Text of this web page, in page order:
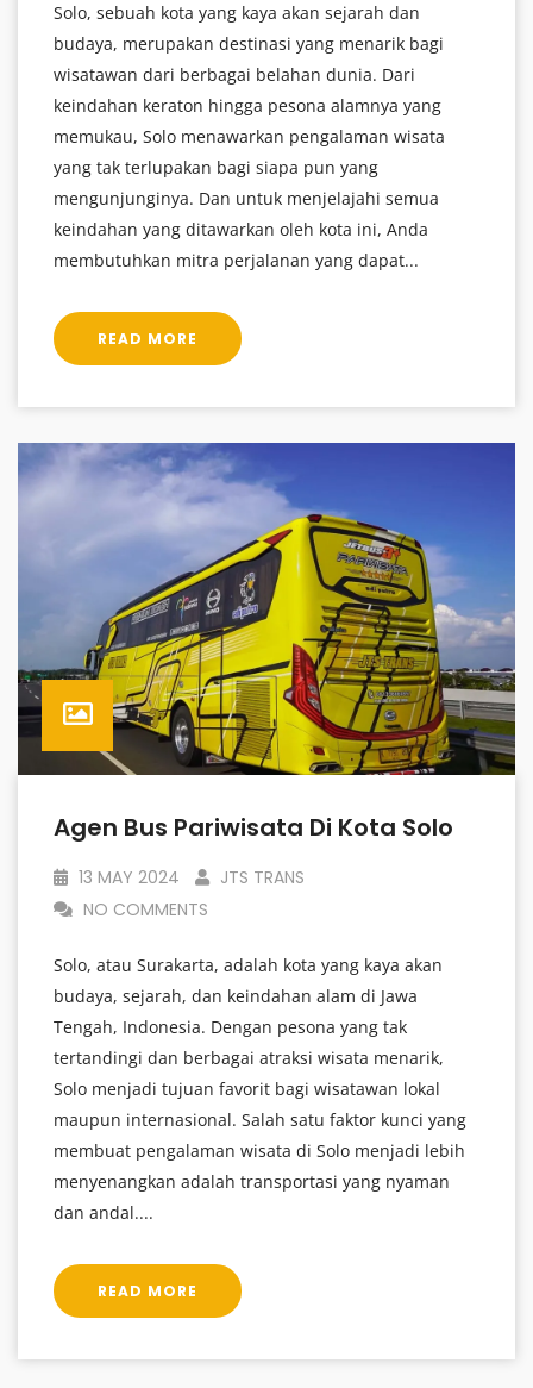
Solo, sebuah kota yang kaya akan sejarah dan
budaya, merupakan destinasi yang menarik bagi
wisatawan dari berbagai belahan dunia. Dari
keindahan keraton hingga pesona alamnya yang
memukau, Solo menawarkan pengalaman wisata
yang tak terlupakan bagi siapa pun yang
mengunjunginya. Dan untuk menjelajahi semua
keindahan yang ditawarkan oleh kota ini, Anda
membutuhkan mitra perjalanan yang dapat...
READ MORE
Agen Bus Pariwisata Di Kota Solo
13 MAY 2024
JTS TRANS
NO COMMENTS
Solo, atau Surakarta, adalah kota yang kaya akan
budaya, sejarah, dan keindahan alam di Jawa
Tengah, Indonesia. Dengan pesona yang tak
tertandingi dan berbagai atraksi wisata menarik,
Solo menjadi tujuan favorit bagi wisatawan lokal
maupun internasional. Salah satu faktor kunci yang
membuat pengalaman wisata di Solo menjadi lebih
menyenangkan adalah transportasi yang nyaman
dan andal....
READ MORE